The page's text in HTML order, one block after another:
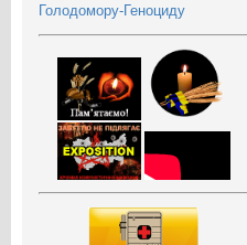
Голодомору-Геноциду